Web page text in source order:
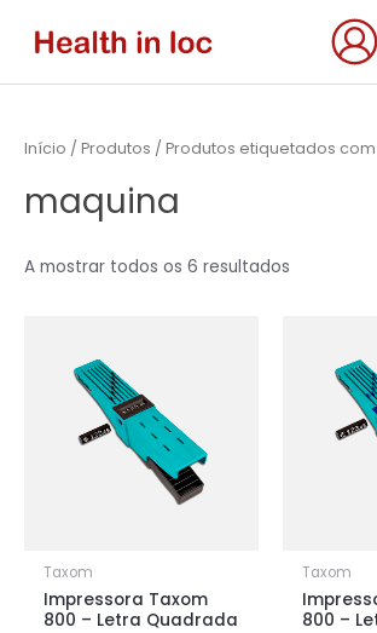
Início / Produtos / Produtos etiquetados com
maquina
A mostrar todos os 6 resultados
Taxom
Impressora Taxom
800 – Letra Quadrada
Taxom
800 –